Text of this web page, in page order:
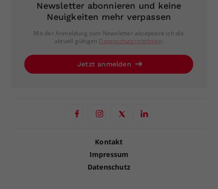
Newsletter abonnieren und keine
Neuigkeiten mehr verpassen
Mit der Anmeldung zum Newsletter akzeptiere ich die
aktuell gültigen Datenschutzrichtlinien.
Jetzt anmelden
Kontakt
Impressum
Datenschutz